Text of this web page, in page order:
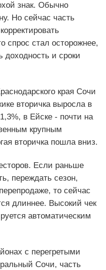
знак. Обычно
Но сейчас часть
спрос стал осторожнее,
доходность и сроки
края Сочи
вторичка выросла в
в Ейске - почти на
крупным
вторичка пошла вниз.
Если раньше
переждать сезон,
то сейчас
длиннее. Высокий чек
автоматическим
с перегретыми
Сочи, часть